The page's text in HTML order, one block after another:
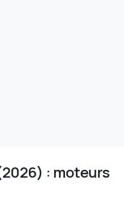
: moteurs